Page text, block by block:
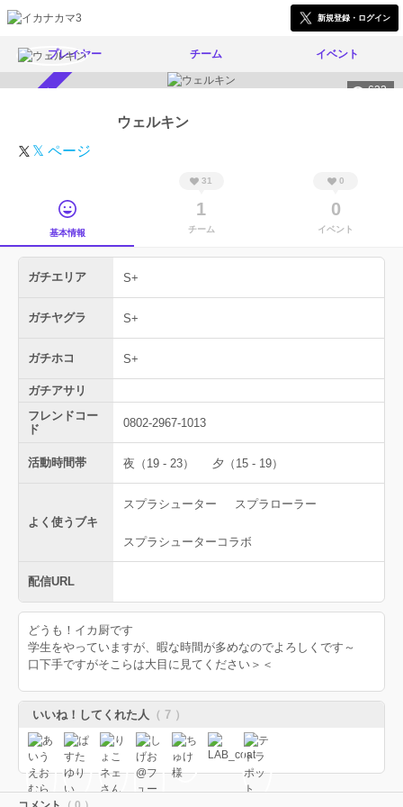
新規登録・ログイン
プレイヤー チーム イベント
633
ウェルキン
𝕏 ページ
基本情報
31
1
チーム
0
0
イベント
ガチエリア S+
ガチヤグラ S+
ガチホコ S+
ガチアサリ
フレンドコー
ド
0802-2967-1013
活動時間帯 夜（19 - 23） 夕（15 - 19）
よく使うブキ
スプラシューター スプラローラー
スプラシューターコラボ
配信URL
どうも！イカ厨です
学生をやっていますが、暇な時間が多めなのでよろしくです～
口下手ですがそこらは大目に見てください＞＜
いいね！してくれた人 （ 7 ）